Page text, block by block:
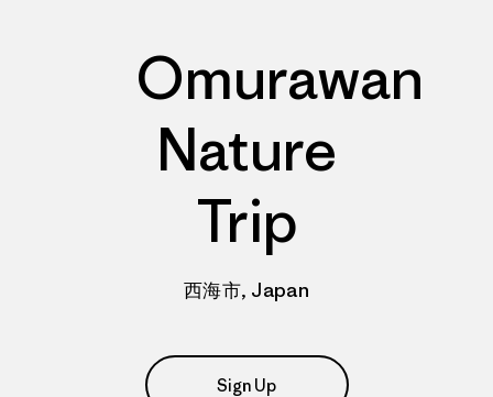
Omurawan
Nature
Trip
西海市, Japan
Sign Up